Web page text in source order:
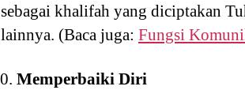
sebagai khalifah yang diciptakan
lainnya. (Baca juga: Fungsi
Memperbaiki Diri